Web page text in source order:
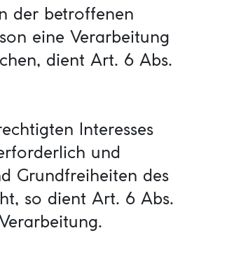
der betroffenen
eine Verarbeitung
dient Art. 6 Abs.
Interesses
und
Grundfreiheiten des
so dient Art. 6 Abs.